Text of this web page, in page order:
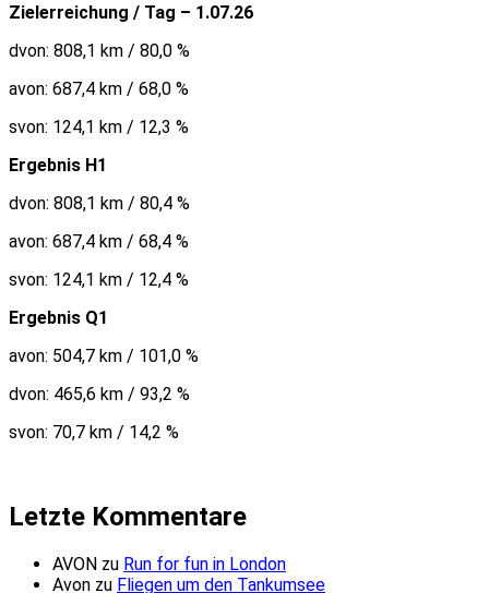
Zielerreichung / Tag – 1.07.26
dvon: 808,1 km / 80,0 %
avon: 687,4 km / 68,0 %
svon: 124,1 km / 12,3 %
Ergebnis H1
dvon: 808,1 km / 80,4 %
avon: 687,4 km / 68,4 %
svon: 124,1 km / 12,4 %
Ergebnis Q1
avon: 504,7 km / 101,0 %
dvon: 465,6 km / 93,2 %
svon: 70,7 km / 14,2 %
Letzte Kommentare
AVON zu Run for fun in London
Avon zu Fliegen um den Tankumsee